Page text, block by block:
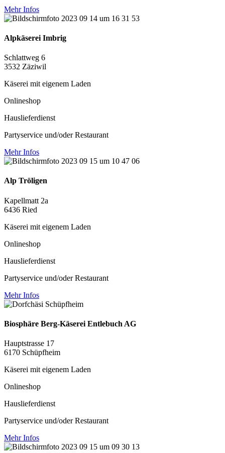
Mehr Infos
Alpkäserei Imbrig
Schlattweg 6
3532 Zäziwil
Käserei mit eigenem Laden
Onlineshop
Hauslieferdienst
Partyservice und/oder Restaurant
Mehr Infos
Alp Tröligen
Kapellmatt 2a
6436 Ried
Käserei mit eigenem Laden
Onlineshop
Hauslieferdienst
Partyservice und/oder Restaurant
Mehr Infos
Biosphäre Berg-Käserei Entlebuch AG
Hauptstrasse 17
6170 Schüpfheim
Käserei mit eigenem Laden
Onlineshop
Hauslieferdienst
Partyservice und/oder Restaurant
Mehr Infos